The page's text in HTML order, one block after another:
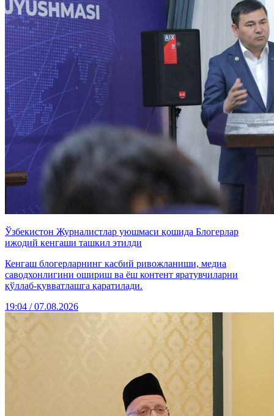
Ўзбекистон Журналистлар уюшмаси қошида Блогерлар
ижодий кенгаши ташкил этилди
Кенгаш блогерларнинг касбий ривожланиши, медиа
саводхонлигини ошириш ва ёш контент яратувчиларни
қўллаб-қувватлашга қаратилади.
19:04 / 07.08.2026